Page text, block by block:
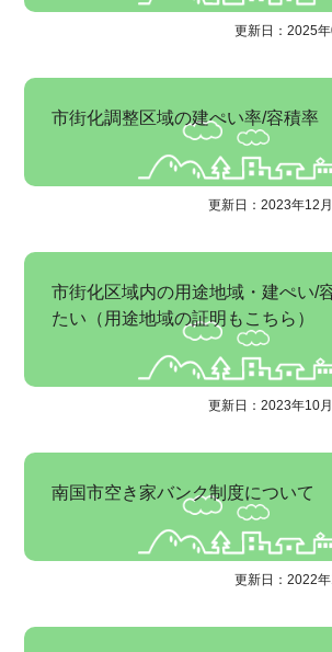
更新日：2025
市街化調整区域の建ぺい率/容積率
更新日：2023年12
市街化区域内の用途地域・建ぺい/
たい（用途地域の証明もこちら）
更新日：2023年10
南国市空き家バンク制度について
更新日：2022